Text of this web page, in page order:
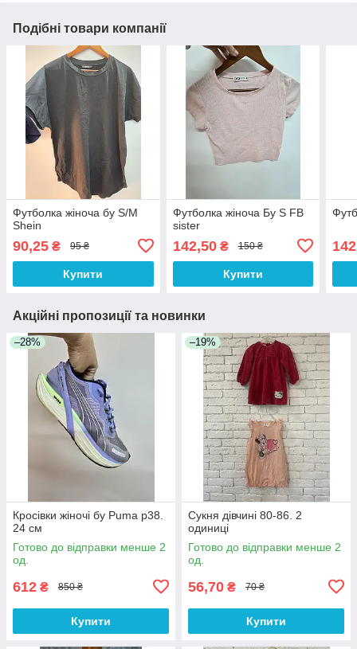
Подібні товари компанії
Футболка жіноча бу S/M
Shein
90,25 ₴ 95 ₴
Купити
Футболка жіноча Бу S FB
sister
142,50₴ 150 ₴
Купити
Акційні пропозиції та новинки
–28%
Кросівки жіночі бу Puma р38.
24 см
Готово до відправки менше 2
од.
612 ₴ 850 ₴
Купити
–19%
Сукня дівчині 80-86. 2
одиниці
Готово до відправки менше 2
од.
56,70 ₴ 70 ₴
Купити